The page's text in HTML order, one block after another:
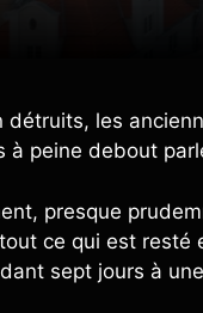
détruits, les
à peine debout
presque
tout ce qui est
sept jours à